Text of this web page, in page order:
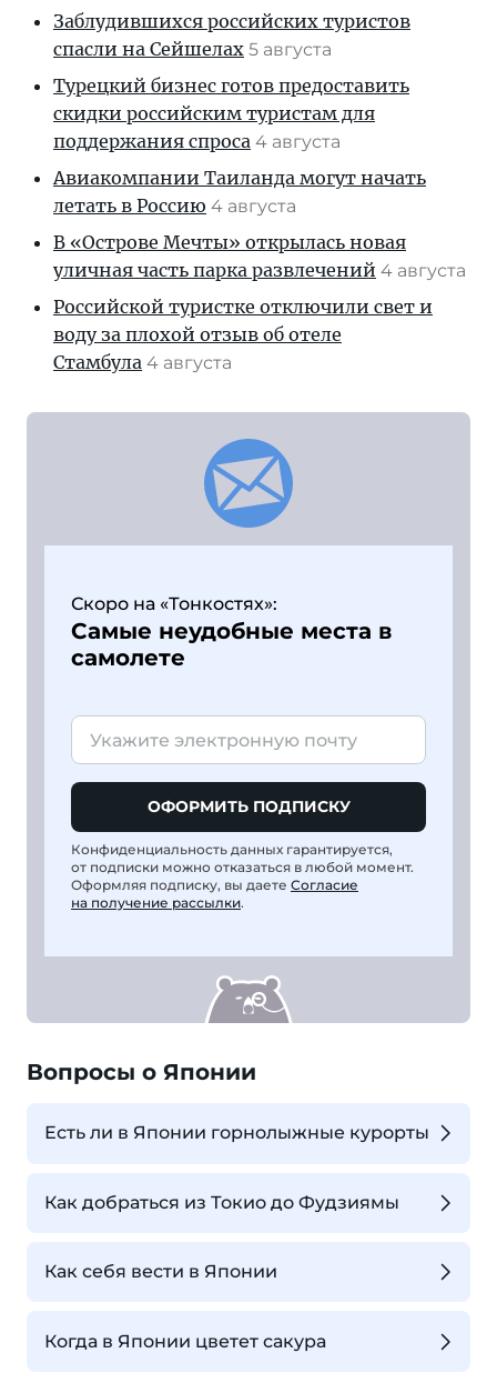
Заблудившихся российских туристов
спасли на Сейшелах 5 августа
Турецкий бизнес готов предоставить
скидки российским туристам для
поддержания спроса 4 августа
Авиакомпании Таиланда могут начать
летать в Россию 4 августа
В «Острове Мечты» открылась новая
уличная часть парка развлечений 4 августа
Российской туристке отключили свет и
воду за плохой отзыв об отеле
Стамбула 4 августа
Скоро на «Тонкостях»:
Самые неудобные места в
самолете
ОФОРМИТЬ ПОДПИСКУ
Конфиденциальность данных гарантируется,
от подписки можно отказаться в любой момент.
Оформляя подписку, вы даете Согласие
на получение рассылки.
Вопросы о Японии
Есть ли в Японии горнолыжные курорты
Как добраться из Токио до Фудзиямы
Как себя вести в Японии
Когда в Японии цветет сакура